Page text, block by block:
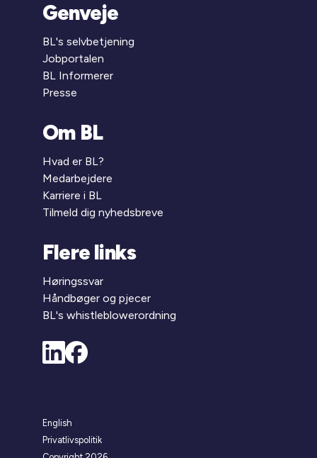
Genveje
BL's selvbetjening
Jobportalen
BL Informerer
Presse
Om BL
Hvad er BL?
Medarbejdere
Karriere i BL
Tilmeld dig nyhedsbreve
Flere links
Høringssvar
Håndbøger og pjecer
BL's whistleblowerordning
English
Privatlivspolitik